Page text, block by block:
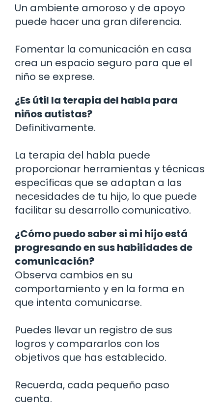
Un ambiente amoroso y de apoyo
puede hacer una gran diferencia.
Fomentar la comunicación en casa
crea un espacio seguro para que el
niño se exprese.
¿Es útil la terapia del habla para
niños autistas?
Definitivamente.
La terapia del habla puede
proporcionar herramientas y técnicas
específicas que se adaptan a las
necesidades de tu hijo, lo que puede
facilitar su desarrollo comunicativo.
¿Cómo puedo saber si mi hijo está
progresando en sus habilidades de
comunicación?
Observa cambios en su
comportamiento y en la forma en
que intenta comunicarse.
Puedes llevar un registro de sus
logros y compararlos con los
objetivos que has establecido.
Recuerda, cada pequeño paso
cuenta.